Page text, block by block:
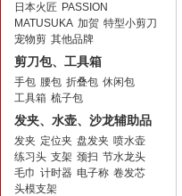
日本火匠 PASSION
MATUSUKA 加贺 特型小剪刀
宠物剪 其他品牌
剪刀包、工具箱
手包 腰包 折叠包 休闲包
工具箱 梳子包
发夹、水壶、沙龙辅助品
发夹 定位夹 盘发夹 喷水壶
练习头 支架 颈扫 节水龙头
毛巾 计时器 电子称 卷发芯
头模支架